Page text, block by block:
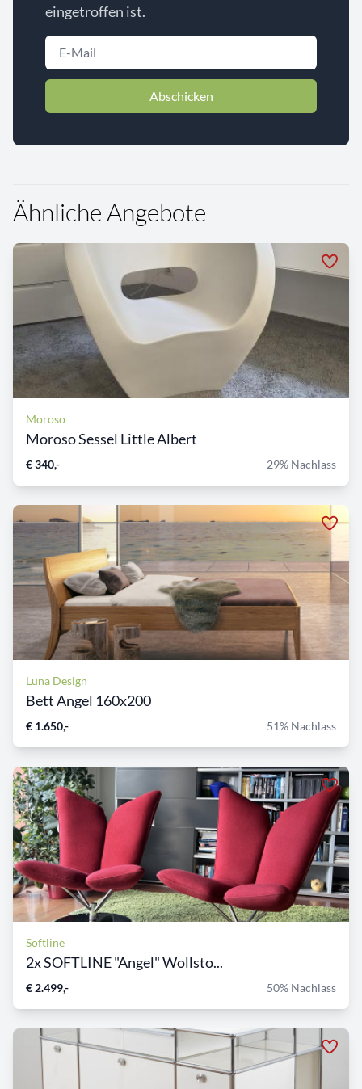
eingetroffen ist.
Abschicken
Ähnliche Angebote
Moroso
Moroso Sessel Little Albert
€ 340,- 29% Nachlass
Luna Design
Bett Angel 160x200
€ 1.650,- 51% Nachlass
Softline
2x SOFTLINE "Angel" Wollsto...
€ 2.499,- 50% Nachlass